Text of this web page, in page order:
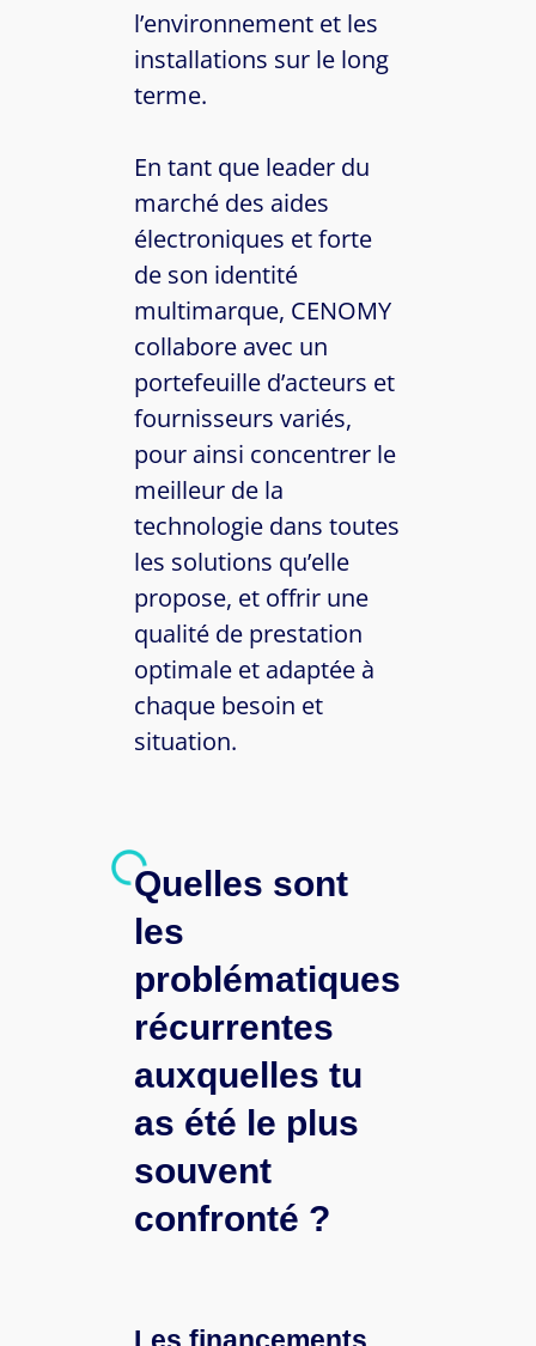
l’environnement et les
installations sur le long
terme.
En tant que leader du
marché des aides
électroniques et forte
de son identité
multimarque, CENOMY
collabore avec un
portefeuille d’acteurs et
fournisseurs variés,
pour ainsi concentrer le
meilleur de la
technologie dans toutes
les solutions qu’elle
propose, et offrir une
qualité de prestation
optimale et adaptée à
chaque besoin et
situation.
Quelles sont
les
problématiques
récurrentes
auxquelles tu
as été le plus
souvent
confronté ?